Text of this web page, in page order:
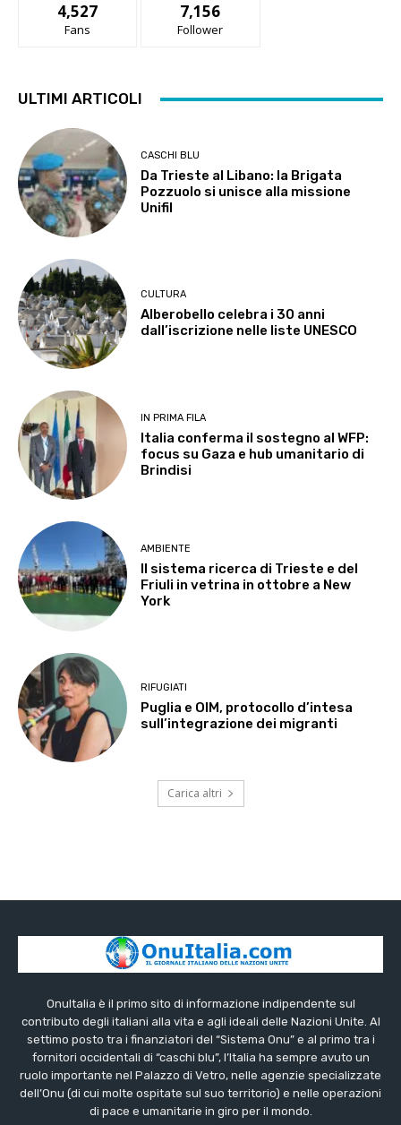
4,527
Fans
7,156
Follower
ULTIMI ARTICOLI
CASCHI BLU
Da Trieste al Libano: la Brigata
Pozzuolo si unisce alla missione
Unifil
CULTURA
Alberobello celebra i 30 anni
dall’iscrizione nelle liste UNESCO
IN PRIMA FILA
Italia conferma il sostegno al WFP:
focus su Gaza e hub umanitario di
Brindisi
AMBIENTE
Il sistema ricerca di Trieste e del
Friuli in vetrina in ottobre a New
York
RIFUGIATI
Puglia e OIM, protocollo d’intesa
sull’integrazione dei migranti
Carica altri
OnuItalia è il primo sito di informazione indipendente sul
contributo degli italiani alla vita e agli ideali delle Nazioni Unite. Al
settimo posto tra i finanziatori del “Sistema Onu” e al primo tra i
fornitori occidentali di “caschi blu”, l’Italia ha sempre avuto un
ruolo importante nel Palazzo di Vetro, nelle agenzie specializzate
dell’Onu (di cui molte ospitate sul suo territorio) e nelle operazioni
di pace e umanitarie in giro per il mondo.